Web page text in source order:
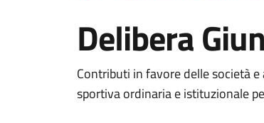
Delibera
Dettagli del
Contributi in favore delle società
sportiva ordinaria e istituzionale